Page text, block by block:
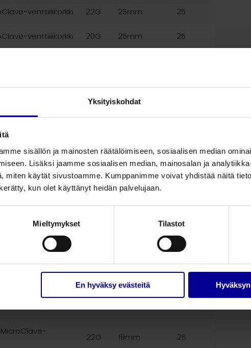
Yksityiskohdat
sisällön ja mainosten räätälöimiseen, sosiaalisen median
Lisäksi jaamme sosiaalisen median, mainosalan ja
miten käytät sivustoamme. Kumppanimme voivat yhdistää näitä
kun olet käyttänyt heidän palvelujaan.
Mieltymykset Tilastot
En hyväksy evästeitä
venttiilikorkki 22G 25mm 25
venttiilikorkki 20G 25mm 25
venttiilikorkki
venttiilikorkki 20G 45mm 25
venttiilikorkki
venttiilikorkki
venttiilikorkki
venttiilikorkki 16G 32mm 25
Pakkauskoko
24G 19mm 25
22G 19mm 25